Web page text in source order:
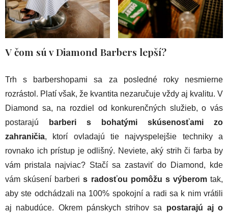
V čom sú v Diamond Barbers lepší?
Trh s barbershopami sa za posledné roky nesmierne
rozrástol. Platí však, že kvantita nezaručuje vždy aj kvalitu. V
Diamond sa, na rozdiel od konkurenčných služieb, o vás
postarajú
barberi s bohatými skúsenosťami zo
zahraničia, ktorí ovladajú tie najvyspelejšie techniky a
rovnako ich prístup je odlišný. Neviete, aký strih či farba by
vám pristala najviac? Stačí sa zastaviť do Diamond, kde
vám skúsení barberis radosťou pomôžu s výberomtak,
aby ste odchádzali na 100% spokojní a radi sa k nim vrátili
aj nabudúce. Okrem pánskych strihov sa postarajú aj o